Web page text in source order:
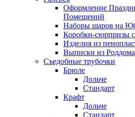
Оформление
Помещений
Наборы шаров на
Коробки-сюрпризы
Изделия из
Выписки из
Съедобные трубочки
Брюле
Дольче
Стандарт
Крафт
Дольче
Стандарт